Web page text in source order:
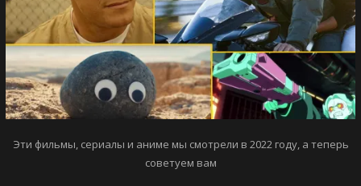
Эти фильмы, сериалы и аниме мы смотрели в 2022 году, а теперь
советуем вам